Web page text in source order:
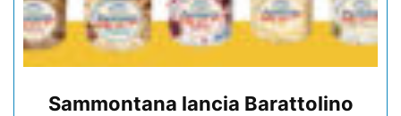
Sammontana lancia Barattolino